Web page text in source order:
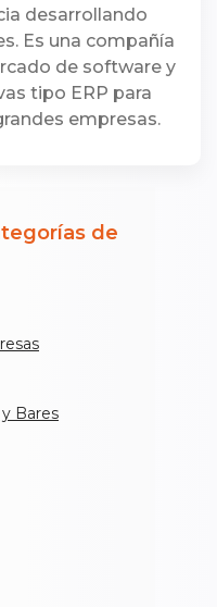
desarrollando
Es una compañía
de software y
tipo ERP para
empresas.
de
Bares